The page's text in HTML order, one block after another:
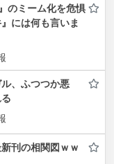
のミーム化を危惧
には何も言いま
、ふつつか悪
刊の相関図ｗｗ